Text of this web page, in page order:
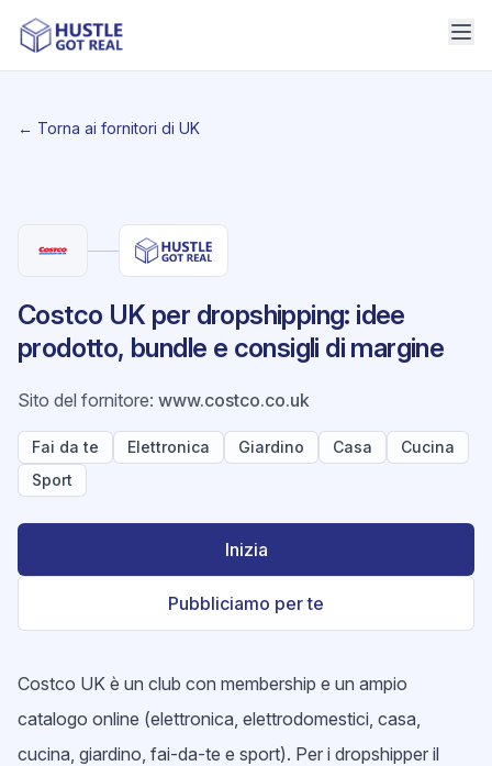
← Torna ai fornitori di UK
Costco UK per dropshipping: idee
prodotto, bundle e consigli di margine
Sito del fornitore: www.costco.co.uk
Fai da te Elettronica Giardino Casa
Cucina
Sport
Inizia
Pubbliciamo per te
Costco UK è un club con membership e un ampio
catalogo online (elettronica, elettrodomestici, casa,
cucina, giardino, fai-da-te e sport). Per i dropshipper il